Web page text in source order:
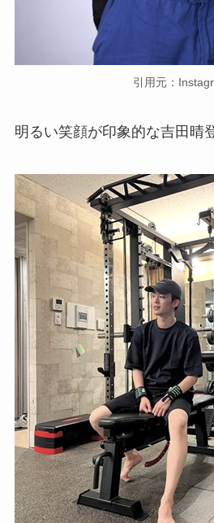
引用元：
明るい笑顔が印象的な吉田晴